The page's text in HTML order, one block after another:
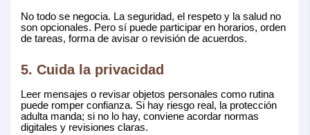
No todo se negocia. La seguridad, el respeto y la salud no
son opcionales. Pero sí puede participar en horarios, orden
de tareas, forma de avisar o revisión de acuerdos.
5. Cuida la privacidad
Leer mensajes o revisar objetos personales como rutina
puede romper confianza. Si hay riesgo real, la protección
adulta manda; si no lo hay, conviene acordar normas
digitales y revisiones claras.